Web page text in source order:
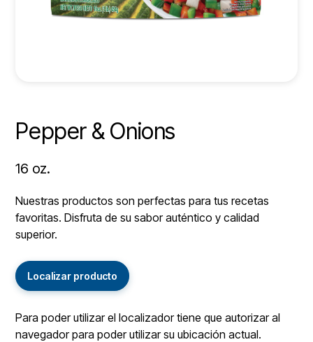
Pepper & Onions
16 oz.
Nuestras productos son perfectas para tus recetas
favoritas. Disfruta de su sabor auténtico y calidad
superior.
Localizar producto
Para poder utilizar el localizador tiene que autorizar al
navegador para poder utilizar su ubicación actual.